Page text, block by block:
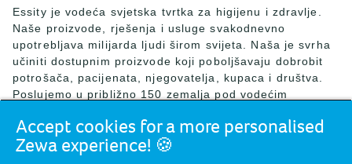
Essity je vodeća svjetska tvrtka za higijenu i zdravlje.
Naše proizvode, rješenja i usluge svakodnevno
upotrebljava milijarda ljudi širom svijeta. Naša je svrha
učiniti dostupnim proizvode koji poboljšavaju dobrobit
potrošača, pacijenata, njegovatelja, kupaca i društva.
Poslujemo u približno 150 zemalja pod vodećim
brendovima kao što su Actimove, Cutimed, JOBST, Knix,
Leukoplast, Libero, Libresse, Lotus, Modibodi,
Nosotras, Saba, Tempo, TOM Organic i Zewa. Essity je
Accept cookies for a more personalised
Zewa experience! 🍪